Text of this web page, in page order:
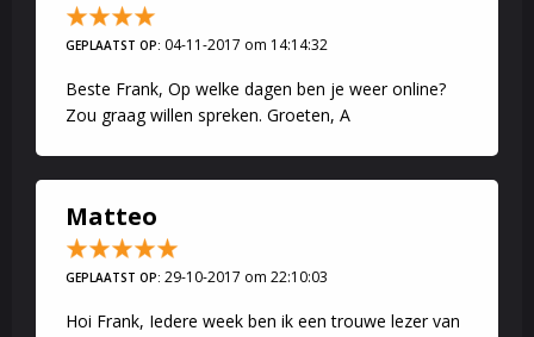
GEPLAATST OP: 04-11-2017 om 14:14:32
Beste Frank, Op welke dagen ben je weer online?
Zou graag willen spreken. Groeten, A
Matteo
GEPLAATST OP: 29-10-2017 om 22:10:03
Hoi Frank, Iedere week ben ik een trouwe lezer van